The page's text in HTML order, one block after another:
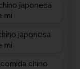
japonesa
mi
japonesa
mi
chino